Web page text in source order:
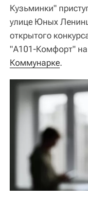
Кузьминки"
улице Юных
открытого
"А101-Комфорт"
Коммунарке.